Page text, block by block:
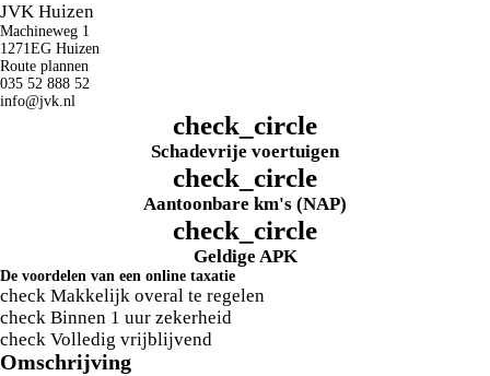
JVK Huizen
Machineweg 1
1271EG Huizen
Route plannen
035 52 888 52
info@jvk.nl
check_circle
Schadevrije voertuigen
check_circle
Aantoonbare km's (NAP)
check_circle
Geldige APK
De voordelen van een online taxatie
check Makkelijk overal te regelen
check Binnen 1 uur zekerheid
check Volledig vrijblijvend
Omschrijving